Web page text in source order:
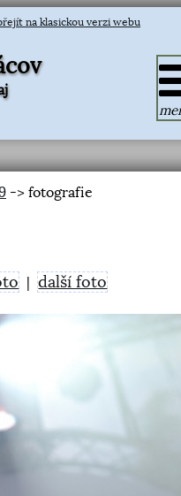
na klasickou verzi webu
-> fotografie
|další foto